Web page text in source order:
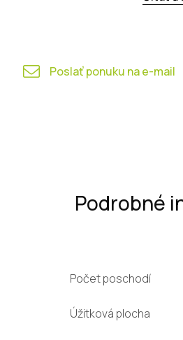
Poslať ponuku na e-mail
Podrobné
Počet poschodí
Úžitková plocha